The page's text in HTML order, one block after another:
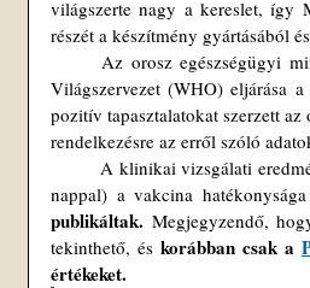
világszerte nagy a kereslet, így
részét a készítmény gyártásából
	Az orosz egészségügyi miniszter, Mihail Murasko arról számolt be, hogy felgyorsul az Egészségügyi
Világszervezet (WHO) eljárása
pozitív tapasztalatokat szerzett
rendelkezésre az erről szóló
nappal) a vakcina
publikáltak. Megjegyzendő,
tekinthető, és korábban csak a
értékeket.